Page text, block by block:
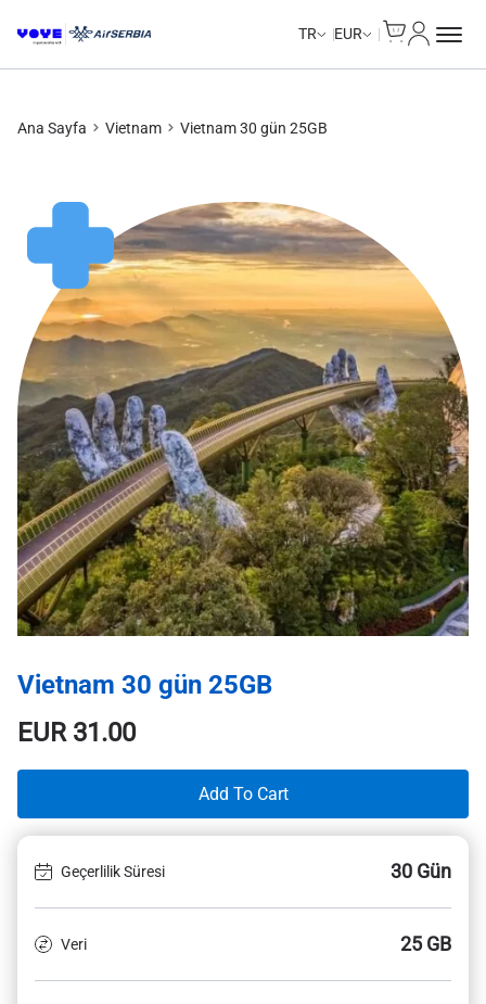
TR EUR
Ana Sayfa Vietnam Vietnam 30 gün 25GB
Vietnam 30 gün 25GB
EUR31.00
Add To Cart
Geçerlilik Süresi 30 Gün
Veri 25 GB